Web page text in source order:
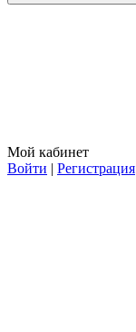
Мой кабинет
Войти | Регистрация